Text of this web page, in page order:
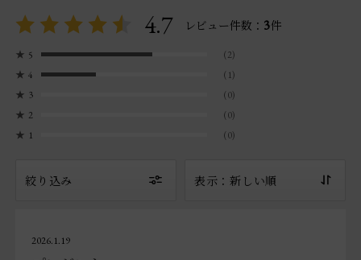
4.7 レビュー件数： 3件
★ 5
(2)
★ 4
(1)
★ 3
(0)
★ 2
(0)
★ 1 (0)
絞り込み 表示：新しい順
2026.1.19